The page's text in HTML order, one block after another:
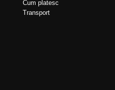
Cum platesc
Transport